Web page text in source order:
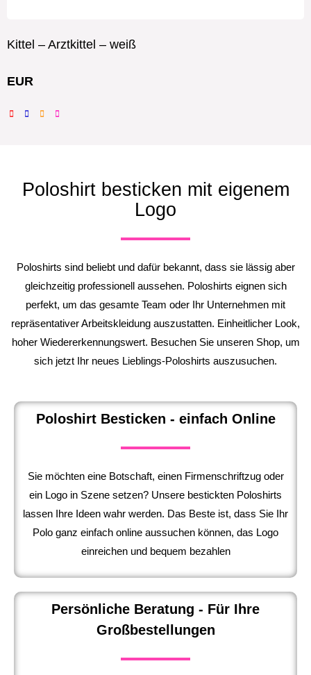
Kittel – Arztkittel – weiß
EUR
Poloshirt besticken mit eigenem
Logo
Poloshirts sind beliebt und dafür bekannt, dass sie lässig aber
gleichzeitig professionell aussehen. Poloshirts eignen sich
perfekt, um das gesamte Team oder Ihr Unternehmen mit
repräsentativer Arbeitskleidung auszustatten. Einheitlicher Look,
hoher Wiedererkennungswert. Besuchen Sie unseren Shop, um
sich jetzt Ihr neues Lieblings-Poloshirts auszusuchen.
Poloshirt Besticken - einfach Online
Sie möchten eine Botschaft, einen Firmenschriftzug oder
ein Logo in Szene setzen? Unsere bestickten Poloshirts
lassen Ihre Ideen wahr werden. Das Beste ist, dass Sie Ihr
Polo ganz einfach online aussuchen können, das Logo
einreichen und bequem bezahlen
Persönliche Beratung - Für Ihre
Großbestellungen